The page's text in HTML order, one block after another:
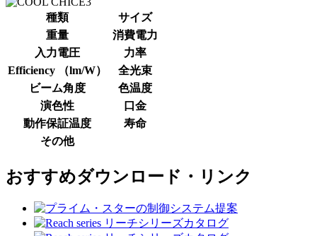
種類
サイズ
重量
消費電力
入力電圧
力率
Efficiency （lm/W）
全光束
ビーム角度
色温度
演色性
口金
動作保証温度
寿命
その他
おすすめダウンロード・リンク